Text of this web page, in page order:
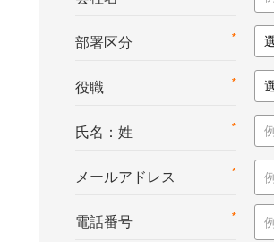
*
部署区分
*
役職
*
氏名：姓
*
メールアドレス
*
電話番号